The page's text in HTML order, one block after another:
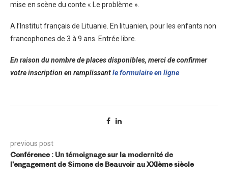
mise en scène du conte « Le problème ».
A l’Institut français de Lituanie. En lituanien, pour les enfants non
francophones de 3 à 9 ans. Entrée libre.
En raison du nombre de places disponibles, merci de confirmer
votre inscription en remplissantle formulaire en ligne
previous post
Conférence : Un témoignage sur la modernité de
l’engagement de Simone de Beauvoir au XXIème siècle